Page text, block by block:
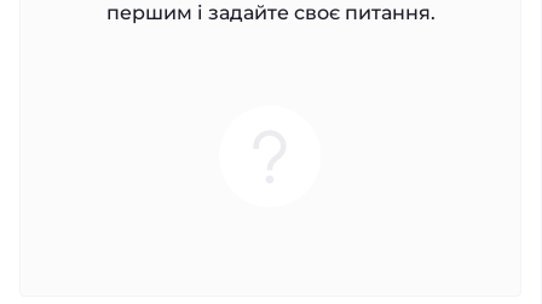
першим і задайте своє питання.